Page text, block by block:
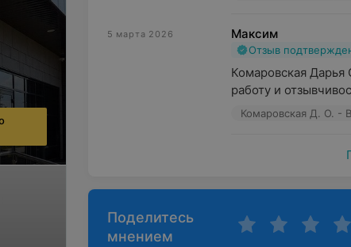
5 марта 2026 Максим
Отзыв
Комаровская Дарья
работу и
Комаровская Д. О. -
Поделитесь
мнением